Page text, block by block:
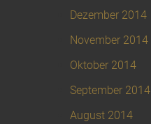
Dezember 2014
November 2014
Oktober 2014
September 2014
August 2014